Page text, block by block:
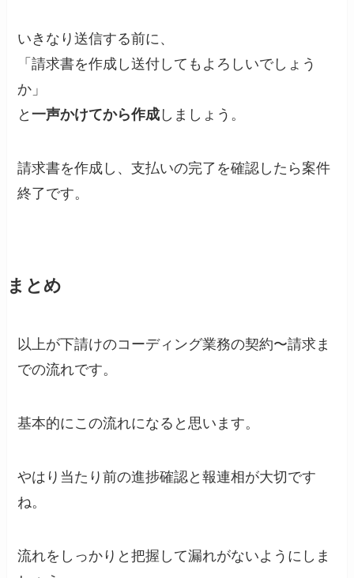
いきなり送信する前に、
「請求書を作成し送付してもよろしいでしょう
か」
と一声かけてから作成 しましょう。
請求書を作成し、支払いの完了を確認したら案件
終了です。
まとめ
以上が下請けのコーディング業務の契約〜請求ま
での流れです。
基本的にこの流れになると思います。
やはり当たり前の進捗確認と報連相が大切です
ね。
流れをしっかりと把握して漏れがないようにしま